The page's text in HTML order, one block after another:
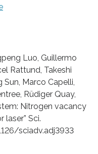
Luo, Guillermo
Rattund, Takeshi
Sun, Marco Capelli,
Rüdiger Quay,
Nitrogen vacancy
Sci.
sciadv.adj3933